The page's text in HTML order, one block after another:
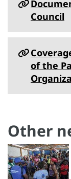
Council
of the
Other